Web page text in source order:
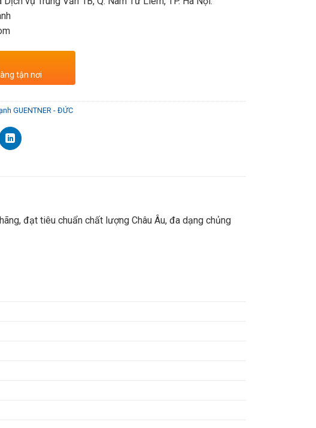
tận nơi
GUENTNER - ĐỨC
đạt tiêu chuẩn chất lượng Châu Âu, đa dạng chủng